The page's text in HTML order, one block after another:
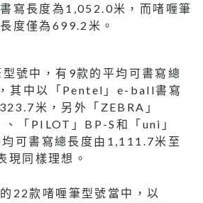
寫長度為1,052.0米，而啫喱筆
度僅為699.2米。
號中，有9款的平均可書寫總
其中以「Pentel」e-ball書寫
米，另外「ZEBRA」
「PILOT」BP-S和「uni」
可書寫總長度由1,111.7米至
現同樣理想。
22款啫喱筆型號當中，以